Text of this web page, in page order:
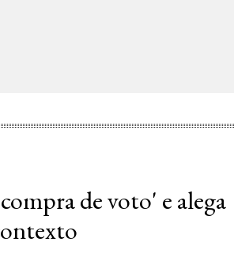
de voto' e alega